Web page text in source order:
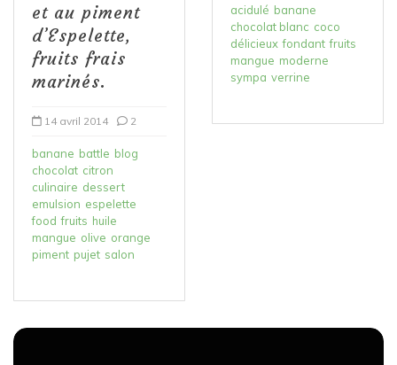
et au piment
d’Espelette,
fruits frais
marinés.
14 avril 2014 2
banane battle blog
chocolat citron
culinaire dessert
emulsion espelette
food fruits huile
mangue olive orange
piment pujet salon
acidulé banane
chocolat blanc coco
délicieux fondant fruits
mangue moderne
sympa verrine